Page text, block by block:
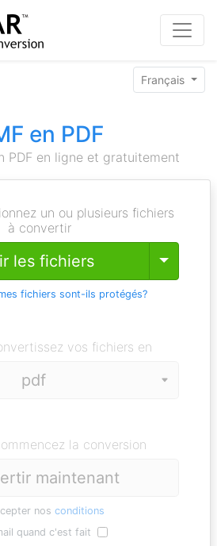
Français
en PDF
PDF en ligne et gratuitement
un ou plusieurs fichiers
à convertir
les fichiers Toggle
fichiers sont-ils protégés?
vos fichiers en
la conversion
maintenant
nos conditions
quand c'est fait